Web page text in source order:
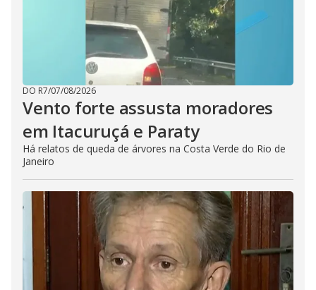
DO R7/07/08/2026
Vento forte assusta moradores
em Itacuruçá e Paraty
Há relatos de queda de árvores na Costa Verde do Rio de
Janeiro